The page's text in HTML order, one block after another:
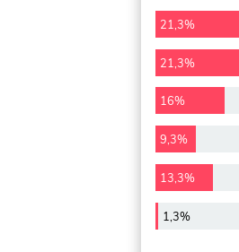
21,3%
21,3%
16%
9,3%
13,3%
1,3%